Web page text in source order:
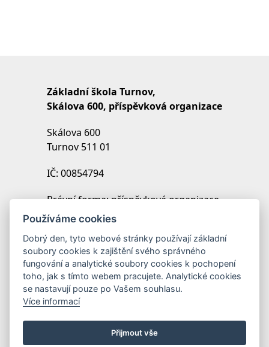
Základní škola Turnov,
Skálova 600, příspěvková organizace
Skálova 600
Turnov 511 01
IČ: 00854794
Právní forma: příspěvková organizace
IZO: 102454027
Zřizovatel: Město Turnov
Používáme cookies
Dobrý den, tyto webové stránky používají základní
soubory cookies k zajištění svého správného
fungování a analytické soubory cookies k pochopení
toho, jak s tímto webem pracujete. Analytické cookies
se nastavují pouze po Vašem souhlasu.
Více informací
Přijmout vše